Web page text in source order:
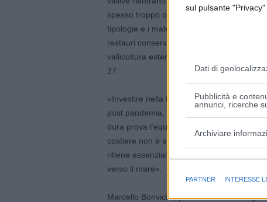
sul pulsante
Dati di
Pubblicità e
annunci, ricerche
Archiviare
Finalità e
PARTNER INTERESSE
spesso troppo onerosi); 3) la
tipologie e i materiali utilizzabili per gli
restauri conservativi degli immobili e
vallicoltura estensiva, con il suo piano
27.
«Investire nella tutela delle risorse
post pandemia, attualmente aggravata
dura prova l’equilibrio degli habitat
costiere non è sufficiente a creare
ritiene essenziale – l’appello di Paolo
verso il mare».
Marcello Bonvicini, presidente di